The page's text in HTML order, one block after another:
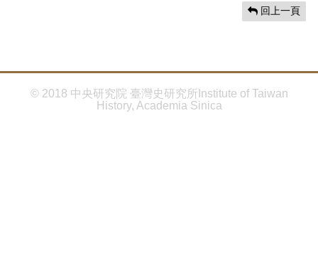
回上一頁
© 2018 中央研究院 臺灣史研究所Institute of Taiwan
History, Academia Sinica